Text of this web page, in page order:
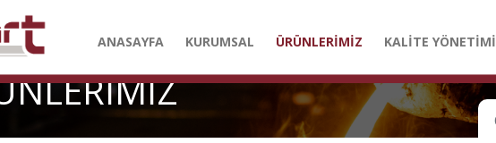
ANASAYFA KURUMSAL ÜRÜNLERİMİZ KALİTE YÖNETİMİ